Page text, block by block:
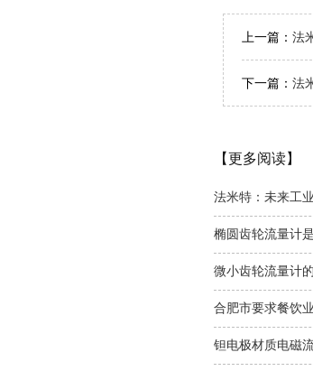
上一篇： 法
下一篇： 法
【更多阅读】
法米特：未来工
椭圆齿轮流量计
微小齿轮流量计
合肥市要求餐饮
钽电极材质电磁